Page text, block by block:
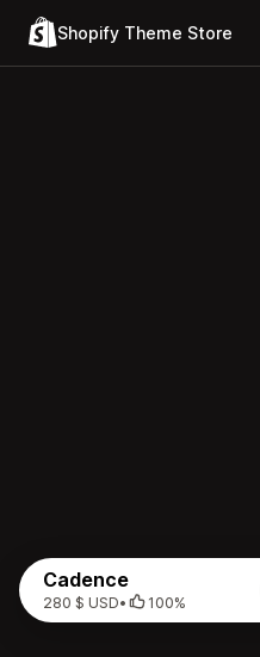
Shopify Theme Store
Cadence
280 $ USD• 100%